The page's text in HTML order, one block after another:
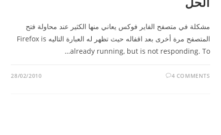
مشكلة في متصفح الفاير فوكس يعاني منها الكثير عند محاولة فتح
المتصفح مرة أخرى بعد اقفاله حيث تظهر له العبارة التاليه Firefox is
already running, but is not responding. To…
4 COMMENTS
28/02/2010